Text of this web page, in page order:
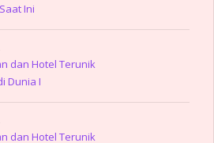
Ini
dan Hotel Terunik
Dunia I
dan Hotel Terunik